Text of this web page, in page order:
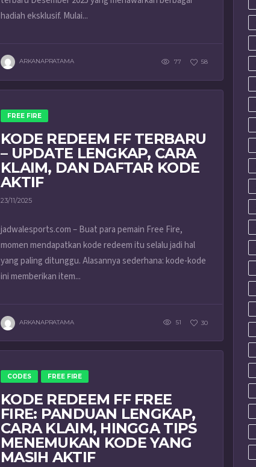
hadiah eksklusif. Mulai...
ARKANAPRATAMA 77 58
FREE FIRE
KODE REDEEM FF TERBARU
– UPDATE LENGKAP, CARA
KLAIM, DAN DAFTAR KODE
AKTIF
23/11/2025
jadwalesports.com – Buat para pemain Free Fire,
momen mendapatkan kode redeem itu selalu jadi hal
yang paling ditunggu. Alasannya sederhana: kode-kode
ini memberikan item...
ARKANAPRATAMA 51 30
CODES FREE FIRE
KODE REDEEM FF FREE
FIRE: PANDUAN LENGKAP,
CARA KLAIM, HINGGA TIPS
MENEMUKAN KODE YANG
MASIH AKTIF